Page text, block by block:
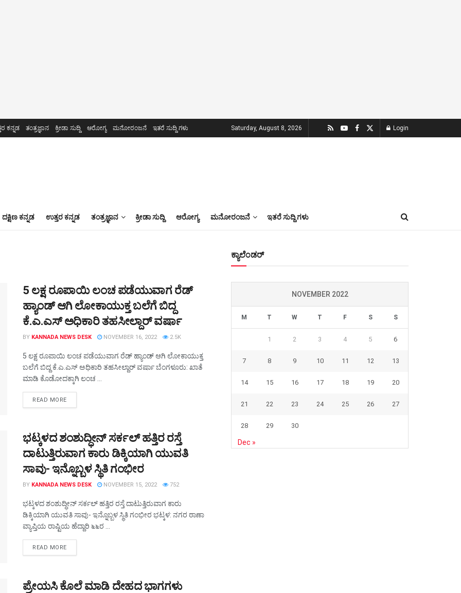
ಕನ್ನಡ ತಂತ್ರಜ್ಞಾನ ಕ್ರೀಡಾ ಸುದ್ದಿ ಆರೋಗ್ಯ ಮನೋರಂಜನೆ ಇತರೆ ಸುದ್ದಿ ಗಳು Saturday, August 8, 2026 Login
ದಕ್ಷಿಣ ಕನ್ನಡ ಉತ್ತರ ಕನ್ನಡ ತಂತ್ರಜ್ಞಾನ ಕ್ರೀಡಾ ಸುದ್ದಿ ಆರೋಗ್ಯ ಮನೋರಂಜನೆ ಇತರೆ ಸುದ್ದಿ ಗಳು
5 ಲಕ್ಷ ರೂಪಾಯಿ ಲಂಚ ಪಡೆಯುವಾಗ ರೆಡ್
ಹ್ಯಾಂಡ್ ಆಗಿ ಲೋಕಾಯುಕ್ತ ಬಲೆಗೆ ಬಿದ್ದ
ಕೆ.ಎ.ಎಸ್ ಅಧಿಕಾರಿ ತಹಸೀಲ್ದಾರ್ ವರ್ಷಾ
BY KANNADA NEWS DESK NOVEMBER 16, 2022 2.5K
5 ಲಕ್ಷ ರೂಪಾಯಿ ಲಂಚ ಪಡೆಯುವಾಗ ರೆಡ್ ಹ್ಯಾಂಡ್ ಆಗಿ ಲೋಕಾಯುಕ್ತ
ಬಲೆಗೆ ಬಿದ್ದ ಕೆ.ಎ.ಎಸ್ ಅಧಿಕಾರಿ ತಹಸೀಲ್ದಾರ್ ವರ್ಷಾ ಬೆಂಗಳೂರು: ಖಾತೆ
ಮಾಡಿ ಕೊಡೋದಕ್ಕಾಗಿ ಲಂಚ ...
READ MOREDETAILS
ಭಟ್ಕಳದ ಶಂಶುದ್ಧೀನ್ ಸರ್ಕಲ್ ಹತ್ತಿರ ರಸ್ತೆ
ದಾಟುತ್ತಿರುವಾಗ ಕಾರು ಡಿಕ್ಕಿಯಾಗಿ ಯುವತಿ
ಸಾವು- ಇನ್ನೊಬ್ಬಳ ಸ್ಥಿತಿ ಗಂಭೀರ
BY KANNADA NEWS DESK NOVEMBER 15, 2022 752
ಭಟ್ಕಳದ ಶಂಶುದ್ಧೀನ್ ಸರ್ಕಲ್ ಹತ್ತಿರ ರಸ್ತೆ ದಾಟುತ್ತಿರುವಾಗ ಕಾರು
ಡಿಕ್ಕಿಯಾಗಿ ಯುವತಿ ಸಾವು- ಇನ್ನೊಬ್ಬಳ ಸ್ಥಿತಿ ಗಂಭೀರ ಭಟ್ಕಳ: ನಗರ ಠಾಣಾ
ವ್ಯಾಪ್ತಿಯ ರಾಷ್ಟಿಯ ಹೆದ್ದಾರಿ ೬೬ರ ...
READ MOREDETAILS
ಪ್ರೇಯಸಿ ಕೊಲೆ ಮಾಡಿ ದೇಹದ ಭಾಗಗಳು
ಕ್ಯಾಲೆಂಡರ್
NOVEMBER 2022
M T W T F S S
1 2 3 4 5 6
7 8 9 10 11 12 13
14 15 16 17 18 19 20
21 22 23 24 25 26 27
28 29 30
Dec »